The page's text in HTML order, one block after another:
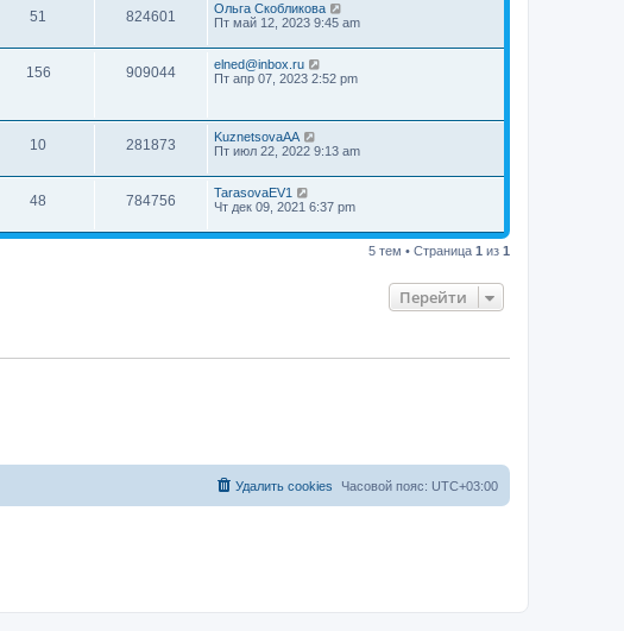
51 824601
Ольга Скобликова
Пт май 12, 2023 9:45 am
156 909044
elned@inbox.ru
Пт апр 07, 2023 2:52 pm
10 281873
KuznetsovaAA
Пт июл 22, 2022 9:13 am
48 784756
TarasovaEV1
Чт дек 09, 2021 6:37 pm
5 тем • Страница 1 из 1
Перейти
Часовой пояс: UTC+03:00
Удалить cookies